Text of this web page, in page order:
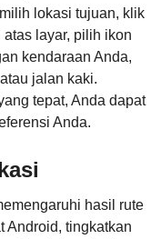
lokasi tujuan, klik
atas layar, pilih ikon
kendaraan Anda,
jalan kaki.
tepat, Anda dapat
Anda.
hasil rute
Android, tingkatkan